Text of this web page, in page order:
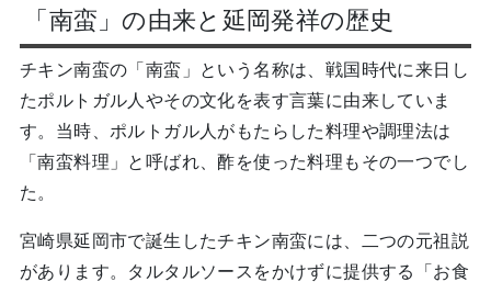
「南蛮」の由来と延岡発祥の歴史
チキン南蛮の「南蛮」という名称は、戦国時代に来日し
たポルトガル人やその文化を表す言葉に由来していま
す。当時、ポルトガル人がもたらした料理や調理法は
「南蛮料理」と呼ばれ、酢を使った料理もその一つでし
た。
宮崎県延岡市で誕生したチキン南蛮には、二つの元祖説
があります。タルタルソースをかけずに提供する「お食